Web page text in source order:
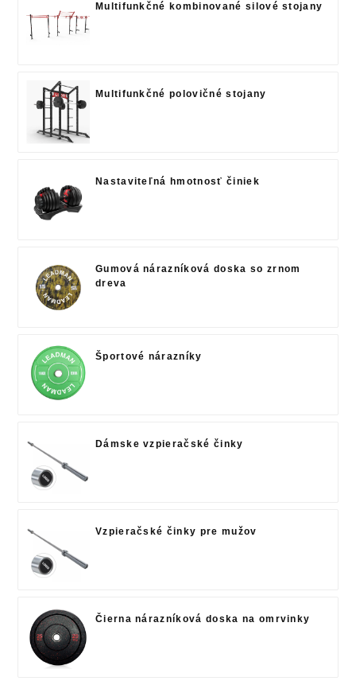
Multifunkčné kombinované silové stojany
Multifunkčné polovičné stojany
Nastaviteľná hmotnosť činiek
Gumová nárazníková doska so zrnom
dreva
Športové nárazníky
Dámske vzpieračské činky
Vzpieračské činky pre mužov
Čierna nárazníková doska na omrvinky